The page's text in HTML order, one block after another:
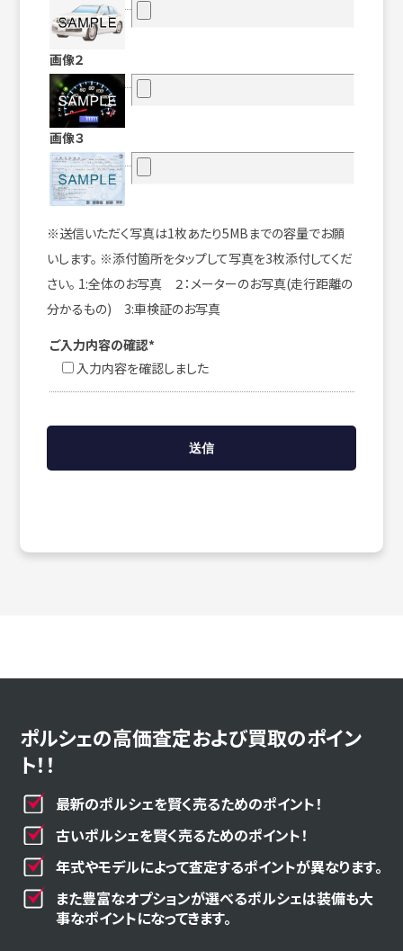
画像２
画像３
※送信いただく写真は1枚あたり5MBまでの容量でお願
いします。 ※添付箇所をタップして写真を3枚添付してくだ
さい。 1:全体のお写真 ２：メーターのお写真(走行距離の
分かるもの) 3:車検証のお写真
ご入力内容の確認*
入力内容を確認しました
ポルシェの高価査定および買取のポイン
ト！！
最新のポルシェを賢く売るためのポイント！
古いポルシェを賢く売るためのポイント！
年式やモデルによって査定するポイントが異なります。
また豊富なオプションが選べるポルシェは装備も大
事なポイントになってきます。